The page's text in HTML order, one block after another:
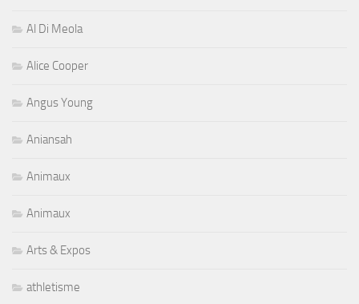
Al Di Meola
Alice Cooper
Angus Young
Aniansah
Animaux
Animaux
Arts & Expos
athletisme